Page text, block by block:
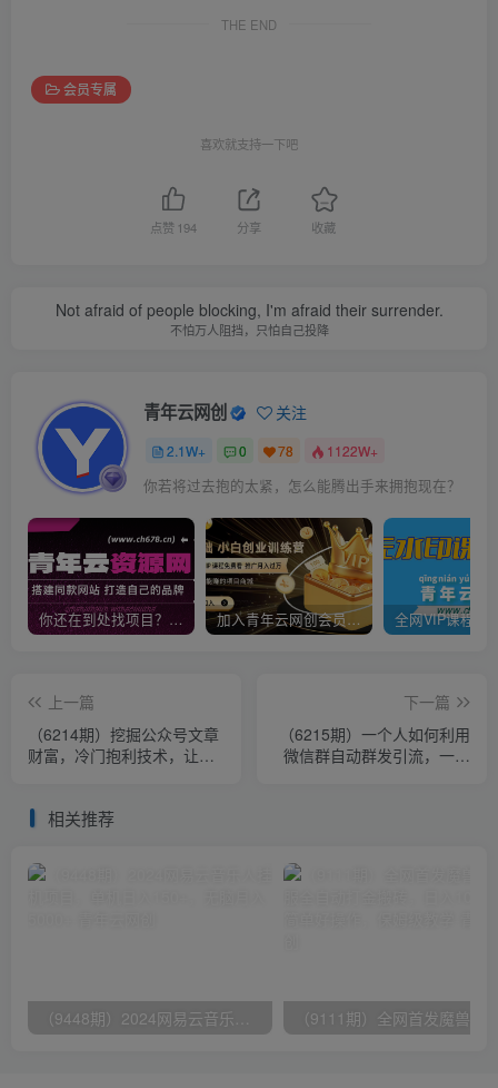
THE END
会员专属
喜欢就支持一下吧
点赞 194 分享 收藏
Not afraid of people blocking, I'm afraid their surrender.
不怕万人阻挡，只怕自己投降
青年云网创 关注
2.1W+ 0 78 1122W+
你若将过去抱的太紧，怎么能腾出手来拥抱现在？
你还在到处找项目？还在当韭菜？我靠卖项目一个月收入5万+，曾经我也是个失败者。 加入青年云网创会员，全站资源免费学习。加入高级合伙人，推广日入1000+
上一篇
（6214期）挖掘公众号文章
财富，冷门抱利技术，让你
下一篇
（6215期）一个人如何利用
微信群自动群发引流，一星
相关推荐